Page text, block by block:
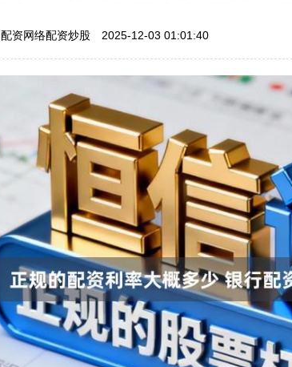
配资网络配资炒股 2025-12-03 01:01:40